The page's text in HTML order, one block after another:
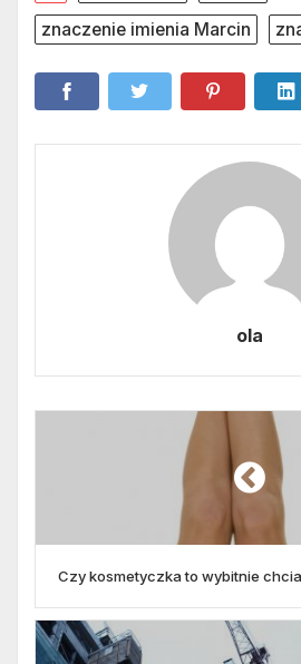
znaczenie imienia Marcin
ola
Czy kosmetyczka to wybitnie